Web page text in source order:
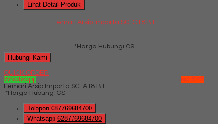
Lihat Detail Produk
Lemari Arsip Importa SC-C18 BT
*Harga Hubungi CS
Hubungi Kami
QUICK ORDER
Whatsapp
via SMS
Lemari Arsip Importa SC-A18 BT
*Harga Hubungi CS
Telepon 087769684700
Whatsapp 6287769684700